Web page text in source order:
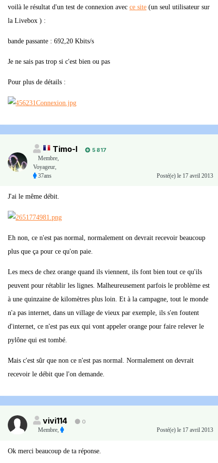
voilà le résultat d'un test de connexion avec ce site (un seul utilisateur sur
la Livebox ) :
bande passante : 692,20 Kbits/s
Je ne sais pas trop si c'est bien ou pas
Pour plus de détails :
Timo-I
5 817
Membre,
Voyageur,
37ans
Posté(e) le 17 avril 2013
J'ai le même débit.
Eh non, ce n'est pas normal, normalement on devrait recevoir beaucoup
plus que ça pour ce qu'on paie.
Les mecs de chez orange quand ils viennent, ils font bien tout ce qu'ils
peuvent pour rétablir les lignes. Malheureusement parfois le problème est
à une quinzaine de kilomètres plus loin. Et à la campagne, tout le monde
n'a pas internet, dans un village de vieux par exemple, ils s'en foutent
d'internet, ce n'est pas eux qui vont appeler orange pour faire relever le
pylône qui est tombé.
Mais c'est sûr que non ce n'est pas normal. Normalement on devrait
recevoir le débit que l'on demande.
vivi114
0
Membre, Posté(e) le 17 avril 2013
Ok merci beaucoup de ta réponse.